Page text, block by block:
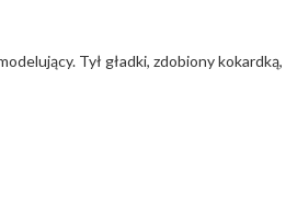
Tył gładki, zdobiony kokardką,